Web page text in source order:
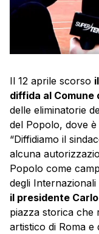
Il 12 aprile scorso
diffida al Comune
delle eliminatorie
del Popolo, dove
“Diffidiamo il
alcuna
Popolo come
degli Internazionali
il presidente
piazza storica che
artistico di Roma e